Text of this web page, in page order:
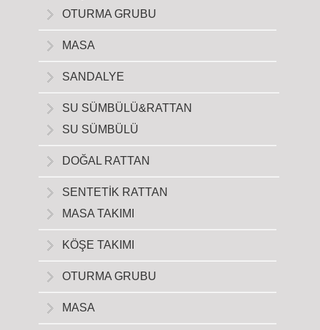
OTURMA GRUBU
MASA
SANDALYE
SU SÜMBÜLÜ&RATTAN
SU SÜMBÜLÜ
DOĞAL RATTAN
SENTETİK RATTAN
MASA TAKIMI
KÖŞE TAKIMI
OTURMA GRUBU
MASA